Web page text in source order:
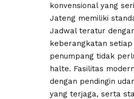
konvensional yang
Jateng memiliki
Jadwal teratur
keberangkatan setiap
penumpang tidak
halte. Fasilitas
dengan pendingin
yang terjaga, serta